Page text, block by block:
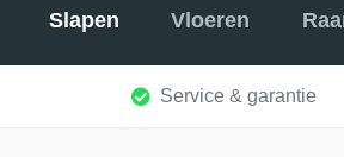
Slapen Vloeren
Service & garantie